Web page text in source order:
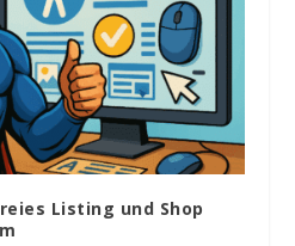
Listing und Shop